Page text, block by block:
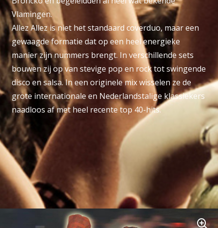
Vlamingen.
Allez Allez is niet het standaard coverduo, maar een
gewaagde formatie dat op een heel energieke
manier zijn nummers brengt. In verschillende sets
bouwen zij op van stevige pop en rock tot swingende
disco en salsa. In een originele mix wisselen ze de
grote internationale en Nederlandstalige klassiekers
naadloos af met heel recente top 40-hits.